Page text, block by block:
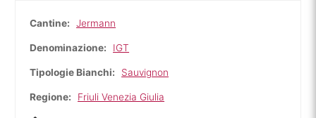
Cantine: Jermann
Denominazione: IGT
Tipologie Bianchi: Sauvignon
Regione: Friuli Venezia Giulia